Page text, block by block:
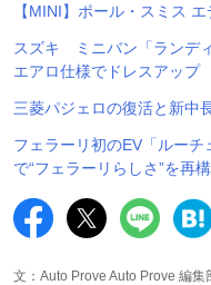
【MINI】ポール・スミス
スズキ ミニバン「ランデ
エアロ仕様でドレスアップ
三菱パジェロの復活と新中
フェラーリ初のEV「ルー
で“フェラーリらしさ”を再
文：Auto Prove Auto Prove 編集